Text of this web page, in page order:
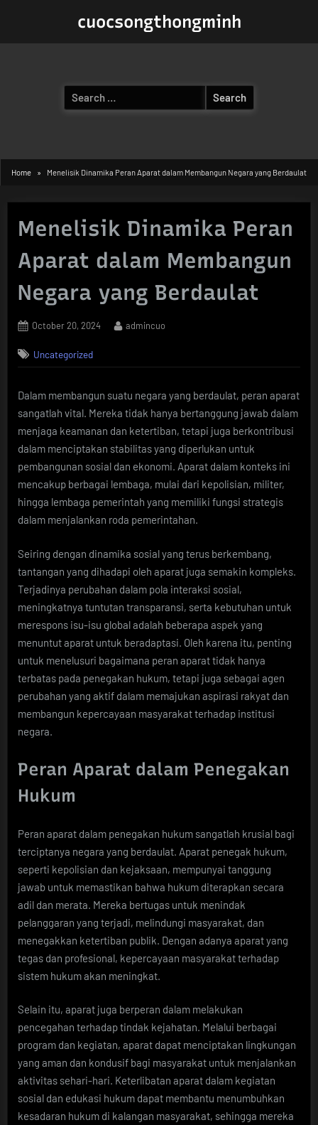
cuocsongthongminh
Search
for:
Home Menelisik Dinamika Peran Aparat dalam Membangun Negara yang Berdaulat
Menelisik Dinamika Peran
Aparat dalam Membangun
Negara yang Berdaulat
Posted
October 20, 2024 By
admincuo
Uncategorized
Dalam membangun suatu negara yang berdaulat, peran aparat
sangatlah vital. Mereka tidak hanya bertanggung jawab dalam
menjaga keamanan dan ketertiban, tetapi juga berkontribusi
dalam menciptakan stabilitas yang diperlukan untuk
pembangunan sosial dan ekonomi. Aparat dalam konteks ini
mencakup berbagai lembaga, mulai dari kepolisian, militer,
hingga lembaga pemerintah yang memiliki fungsi strategis
dalam menjalankan roda pemerintahan.
Seiring dengan dinamika sosial yang terus berkembang,
tantangan yang dihadapi oleh aparat juga semakin kompleks.
Terjadinya perubahan dalam pola interaksi sosial,
meningkatnya tuntutan transparansi, serta kebutuhan untuk
merespons isu-isu global adalah beberapa aspek yang
menuntut aparat untuk beradaptasi. Oleh karena itu, penting
untuk menelusuri bagaimana peran aparat tidak hanya
terbatas pada penegakan hukum, tetapi juga sebagai agen
perubahan yang aktif dalam memajukan aspirasi rakyat dan
membangun kepercayaan masyarakat terhadap institusi
negara.
Peran Aparat dalam Penegakan
Hukum
Peran aparat dalam penegakan hukum sangatlah krusial bagi
terciptanya negara yang berdaulat. Aparat penegak hukum,
seperti kepolisian dan kejaksaan, mempunyai tanggung
jawab untuk memastikan bahwa hukum diterapkan secara
adil dan merata. Mereka bertugas untuk menindak
pelanggaran yang terjadi, melindungi masyarakat, dan
menegakkan ketertiban publik. Dengan adanya aparat yang
tegas dan profesional, kepercayaan masyarakat terhadap
sistem hukum akan meningkat.
Selain itu, aparat juga berperan dalam melakukan
pencegahan terhadap tindak kejahatan. Melalui berbagai
program dan kegiatan, aparat dapat menciptakan lingkungan
yang aman dan kondusif bagi masyarakat untuk menjalankan
aktivitas sehari-hari. Keterlibatan aparat dalam kegiatan
sosial dan edukasi hukum dapat membantu menumbuhkan
kesadaran hukum di kalangan masyarakat, sehingga mereka